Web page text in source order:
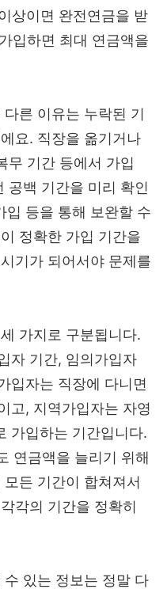
상이면 완전연금을 받
입하면 최대 연금액을
른 이유는 누락된 기
요. 직장을 옮기거나
무 기간 등에서 가입
공백 기간을 미리 확인
입 등을 통해 보완할 수
정확한 가입 기간을
기가 되어서야 문제를
가지로 구분됩니다.
자 기간, 임의가입자
입자는 직장에 다니면
고, 지역가입자는 자영
가입하는 기간입니다.
연금액을 늘리기 위해
든 기간이 합쳐져서
각의 기간을 정확히
있는 정보는 정말 다